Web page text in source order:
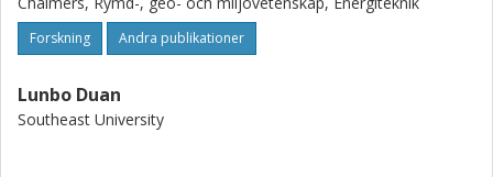
Forskning Andra publikationer
Lunbo Duan
Southeast University